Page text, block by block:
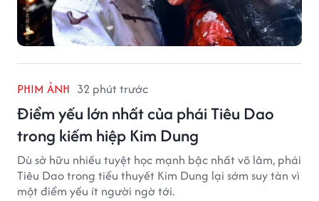
PHIM ẢNH 32 phút trước
Điểm yếu lớn nhất của phái Tiêu Dao
trong kiếm hiệp Kim Dung
Dù sở hữu nhiều tuyệt học mạnh bậc nhất võ lâm, phái
Tiêu Dao trong tiểu thuyết Kim Dung lại sớm suy tàn vì
một điểm yếu ít người ngờ tới.